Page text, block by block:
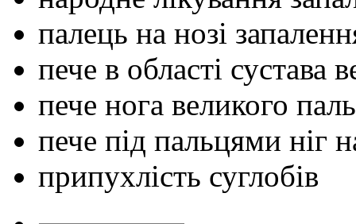
палець на нозі
пече в області сустава
пече нога великого
пече під пальцями ніг
припухлість суглобів